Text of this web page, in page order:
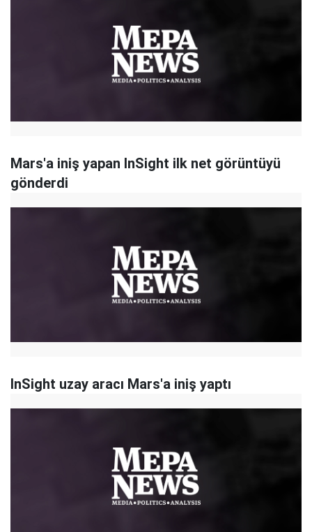
Mars'a iniş yapan InSight ilk net görüntüyü
gönderdi
InSight uzay aracı Mars'a iniş yaptı